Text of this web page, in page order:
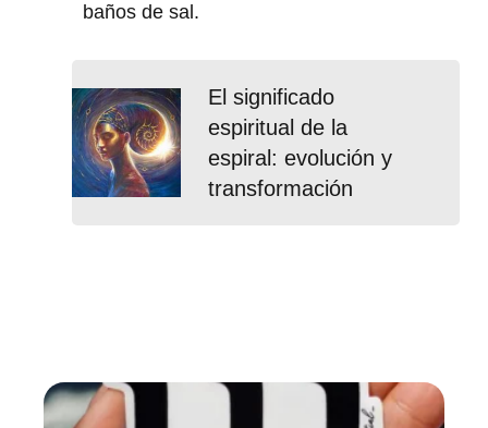
baños de sal.
El significado
espiritual de la
espiral: evolución y
transformación